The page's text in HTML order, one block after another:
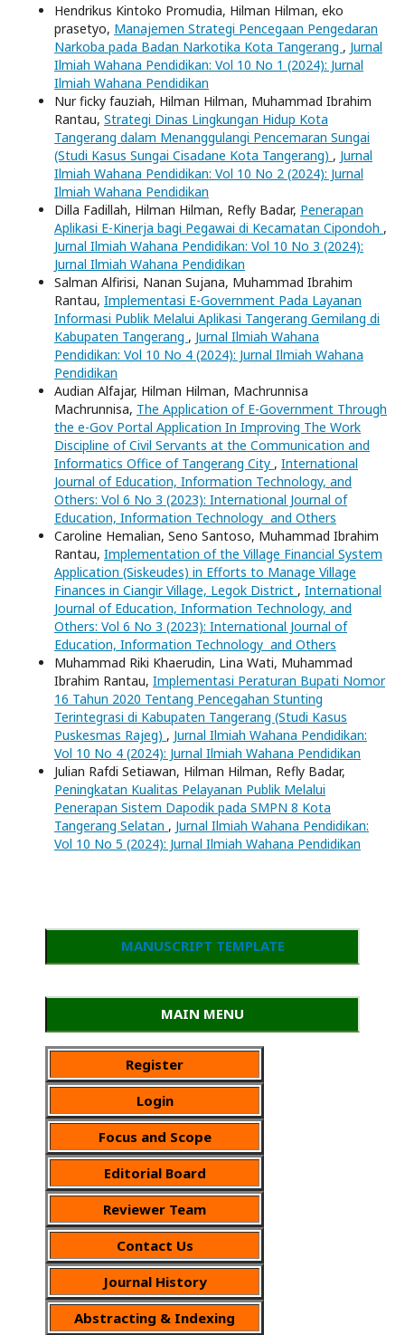
Hendrikus Kintoko Promudia, Hilman Hilman, eko
prasetyo, Manajemen Strategi Pencegaan Pengedaran
Narkoba pada Badan Narkotika Kota Tangerang , Jurnal
Ilmiah Wahana Pendidikan: Vol 10 No 1 (2024): Jurnal
Ilmiah Wahana Pendidikan
Nur ficky fauziah, Hilman Hilman, Muhammad Ibrahim
Rantau, Strategi Dinas Lingkungan Hidup Kota
Tangerang dalam Menanggulangi Pencemaran Sungai
(Studi Kasus Sungai Cisadane Kota Tangerang) , Jurnal
Ilmiah Wahana Pendidikan: Vol 10 No 2 (2024): Jurnal
Ilmiah Wahana Pendidikan
Dilla Fadillah, Hilman Hilman, Refly Badar, Penerapan
Aplikasi E-Kinerja bagi Pegawai di Kecamatan Cipondoh ,
Jurnal Ilmiah Wahana Pendidikan: Vol 10 No 3 (2024):
Jurnal Ilmiah Wahana Pendidikan
Salman Alfirisi, Nanan Sujana, Muhammad Ibrahim
Rantau, Implementasi E-Government Pada Layanan
Informasi Publik Melalui Aplikasi Tangerang Gemilang di
Kabupaten Tangerang , Jurnal Ilmiah Wahana
Pendidikan: Vol 10 No 4 (2024): Jurnal Ilmiah Wahana
Pendidikan
Audian Alfajar, Hilman Hilman, Machrunnisa
Machrunnisa, The Application of E-Government Through
the e-Gov Portal Application In Improving The Work
Discipline of Civil Servants at the Communication and
Informatics Office of Tangerang City , International
Journal of Education, Information Technology, and
Others: Vol 6 No 3 (2023): International Journal of
Education, Information Technology and Others
Caroline Hemalian, Seno Santoso, Muhammad Ibrahim
Rantau, Implementation of the Village Financial System
Application (Siskeudes) in Efforts to Manage Village
Finances in Ciangir Village, Legok District , International
Journal of Education, Information Technology, and
Others: Vol 6 No 3 (2023): International Journal of
Education, Information Technology and Others
Muhammad Riki Khaerudin, Lina Wati, Muhammad
Ibrahim Rantau, Implementasi Peraturan Bupati Nomor
16 Tahun 2020 Tentang Pencegahan Stunting
Terintegrasi di Kabupaten Tangerang (Studi Kasus
Puskesmas Rajeg) , Jurnal Ilmiah Wahana Pendidikan:
Vol 10 No 4 (2024): Jurnal Ilmiah Wahana Pendidikan
Julian Rafdi Setiawan, Hilman Hilman, Refly Badar,
Peningkatan Kualitas Pelayanan Publik Melalui
Penerapan Sistem Dapodik pada SMPN 8 Kota
Tangerang Selatan , Jurnal Ilmiah Wahana Pendidikan:
Vol 10 No 5 (2024): Jurnal Ilmiah Wahana Pendidikan
MANUSCRIPT TEMPLATE
MAIN MENU
Register
Login
Focus and Scope
Editorial Board
Reviewer Team
Contact Us
Journal History
Abstracting & Indexing